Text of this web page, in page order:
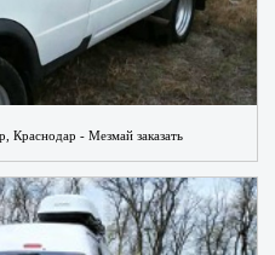
Краснодар - Мезмай заказать